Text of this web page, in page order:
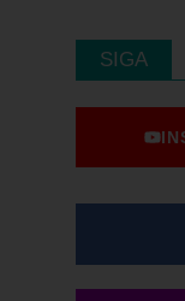
SIGA